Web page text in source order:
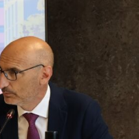
Aplicaciones